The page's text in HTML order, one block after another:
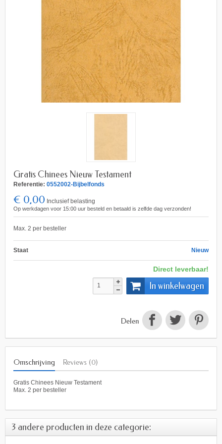
Gratis Chinees Nieuw Testament
Referentie: 0552002-Bijbelfonds
€ 0,00 Inclusief belasting
Op werkdagen voor 15:00 uur besteld en betaald is zelfde dag verzonden!
Max. 2 per besteller
Staat Nieuw
Direct leverbaar!
In winkelwagen
Delen
Omschrijving Reviews (0)
Gratis Chinees Nieuw Testament
Max. 2 per besteller
3 andere producten in deze categorie: